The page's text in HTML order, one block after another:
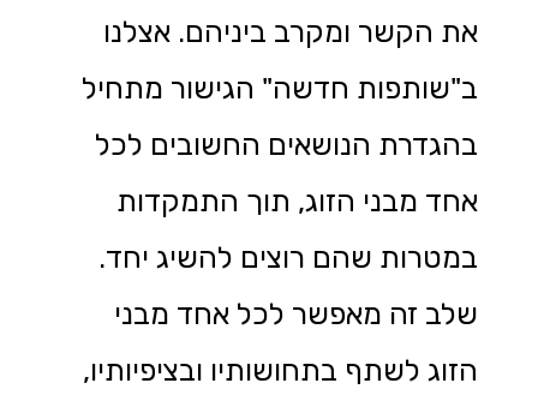
את הקשר ומקרב ביניהם. אצלנו
ב"שותפות חדשה" הגישור מתחיל
בהגדרת הנושאים החשובים לכל
אחד מבני הזוג, תוך התמקדות
במטרות שהם רוצים להשיג יחד.
שלב זה מאפשר לכל אחד מבני
הזוג לשתף בתחושותיו ובציפיותיו,